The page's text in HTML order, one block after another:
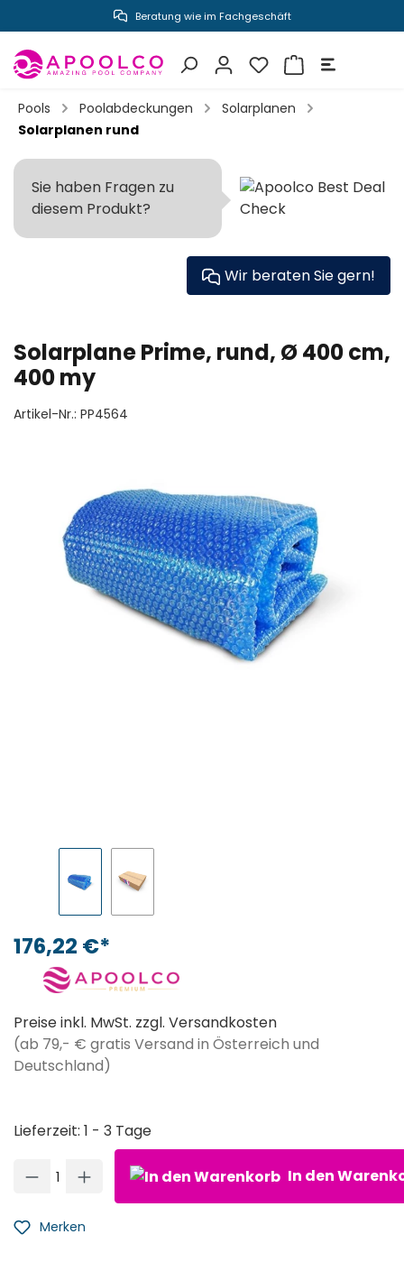
springen Beratung wie im Fachgeschäft
Pools Poolabdeckungen
Solarplanen
Solarplanen rund
Solarplane Prime, rund, Ø 400 cm,
400 my
Artikel-Nr.: PP4564
Sie haben Fragen zu
diesem Produkt?
Wir beraten Sie gern!
176,22 €*
Preise inkl. MwSt. zzgl. Versandkosten
(ab 79,- € gratis Versand in Österreich und
Deutschland)
Lieferzeit: 1 - 3 Tage
Produkt Anzahl: Gib den gewünschten Wert ein oder
In den
Merken